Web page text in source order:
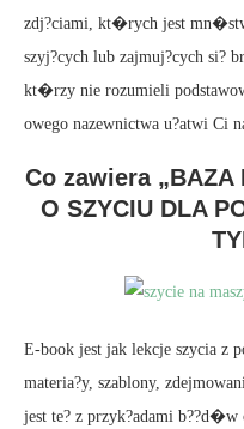
zdj?ciami, kt�rych jest
szyj?cych lub zajmuj?cych si?
kt�rzy nie rozumieli
owego nazewnictwa u?atwi Ci
Co zawiera „BAZA
O SZYCIU DLA
E-book jest jak lekcje szycia z
materia?y, szablony,
jest te? z przyk?adami